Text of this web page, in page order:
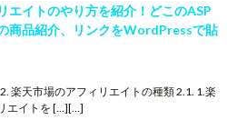
エイトのやり方を紹介！どこのASP
商品紹介、リンクをWordPressで貼
楽天市場のアフィリエイトの種類 2.1. 1.楽
エイトを […][…]